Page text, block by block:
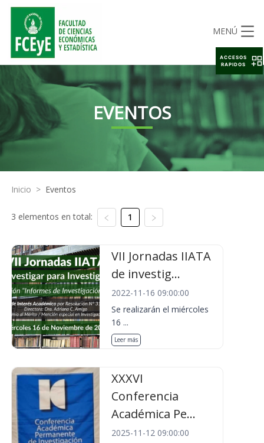
MENÚ
EVENTOS
Inicio > Eventos
3 elementos en total: 1
VII Jornadas IIATA
de investig...
2022-11-16 09:00:00
Se realizarán el miércoles
16 ...
Leer más
XXXVI
Conferencia
Académica Pe...
2025-11-12 09:00:00
ACCESOS
RAPIDOS